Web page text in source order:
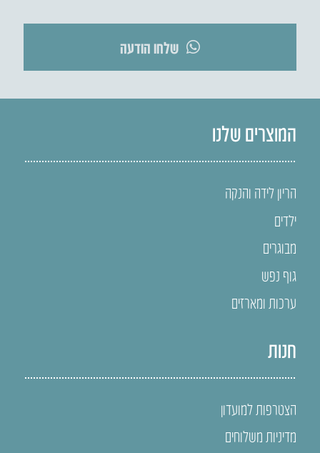
שלחו הודעה
המוצרים שלנו
הריון לידה והנקה
ילדים
מבוגרים
גוף נפש
ערכות ומארזים
חנות
הצטרפות למועדון
מדיניות משלוחים